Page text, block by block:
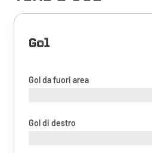
Gol
Gol da fuori area
Gol di destro